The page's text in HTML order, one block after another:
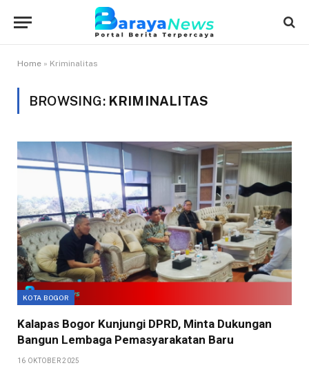
Home » Kriminalitas
BROWSING: KRIMINALITAS
KOTA BOGOR
Kalapas Bogor Kunjungi DPRD, Minta Dukungan
Bangun Lembaga Pemasyarakatan Baru
16 OKTOBER 2025